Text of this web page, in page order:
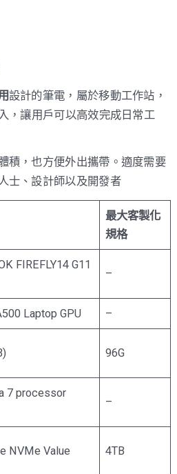
設計的筆電，屬於移動工作站，
，讓用戶可以高效完成日常工
積，也方便外出攜帶。適度需要
士、設計師以及開發者
最大客製化
規格
FIREFLY14 G11
–
Laptop GPU –
96G
7 processor
–
NVMe Value 4TB